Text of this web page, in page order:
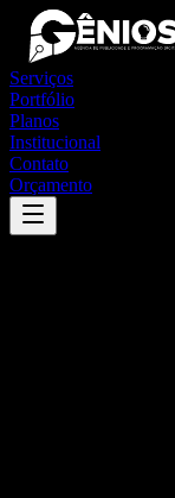
Serviços
Portfólio
Planos
Institucional
Contato
Orçamento